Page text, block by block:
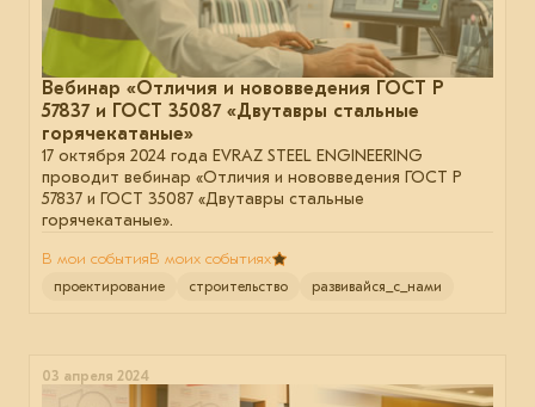
Вебинар «Отличия и нововведения ГОСТ Р
57837 и ГОСТ 35087 «Двутавры стальные
горячекатаные»
17 октября 2024 года EVRAZ STEEL ENGINEERING
проводит вебинар «Отличия и нововведения ГОСТ Р
57837 и ГОСТ 35087 «Двутавры стальные
горячекатаные».
В мои событияВ моих событиях
проектирование строительство развивайся_с_нами
03 апреля 2024